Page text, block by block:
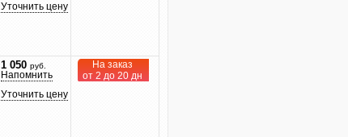
Уточнить цену
1 050 руб.
Напомнить
Уточнить цену
На заказ
от 2 до 20 дн